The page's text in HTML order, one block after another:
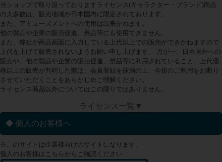
当ショップで取り扱っておりますライセンス(キャラクター・ブランド)商品
の大多数は、販売地域が日本国内に限定されております。
また、アミューズメントへの使用は出来かねます。
他の製品や企業の販売促進、景品等にも使用できません。
また、弊社が商品画面に入力している上代以上での販売ができかねますので
上代を上げて販売されないようお願い申し上げます。 万が一、日本国外への
販売や、他の製品や企業の販売促進、景品等に利用されていること、上代価
格以上の販売が判明した際は、会員登録を抹消の上、今後のご利用をお断り
させていただくことをあらかじめご理解ください。
ライセンス商品以外についてはこの限りではありません。
ライセンス一覧▼
◆ 個人のお客様へ
※このサイトは企業様向けのサイトになります。
個人のお客様はこちらからご確認ください